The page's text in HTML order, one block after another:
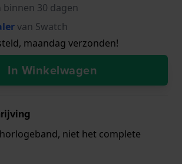
30 dagen
van Swatch
maandag verzonden!
In Winkelwagen
niet het complete